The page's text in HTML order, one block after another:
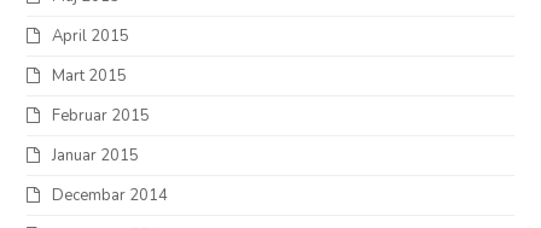
April 2015
Mart 2015
Februar 2015
Januar 2015
Decembar 2014